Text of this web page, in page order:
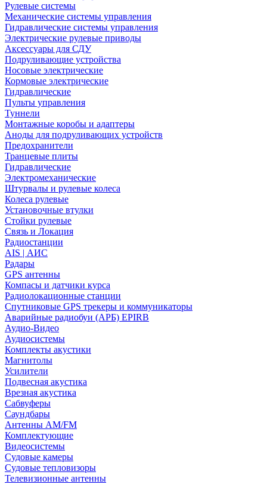
Рулевые системы
Механические системы управления
Гидравлические системы управления
Электрические рулевые приводы
Аксессуары для СДУ
Подруливающие устройства
Носовые электрические
Кормовые электрические
Гидравлические
Пульты управления
Туннели
Монтажные коробы и адаптеры
Аноды для подруливающих устройств
Предохранители
Транцевые плиты
Гидравлические
Электромеханические
Штурвалы и рулевые колеса
Колеса рулевые
Установочные втулки
Стойки рулевые
Связь и Локация
Радиостанции
AIS | АИС
Радары
GPS антенны
Компасы и датчики курса
Радиолокационные станции
Спутниковые GPS трекеры и коммуникаторы
Аварийные радиобуи (АРБ) EPIRB
Аудио-Видео
Аудиосистемы
Комплекты акустики
Магнитолы
Усилители
Подвесная акустика
Врезная акустика
Сабвуферы
Саундбары
Антенны AM/FM
Комплектующие
Видеосистемы
Судовые камеры
Cудовые тепловизоры
Телевизионные антенны